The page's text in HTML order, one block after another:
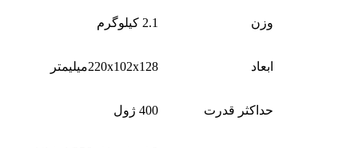
وزن 2.1 کیلوگرم
ابعاد 220x102x128میلیمتر
حداکثر قدرت 400 ژول